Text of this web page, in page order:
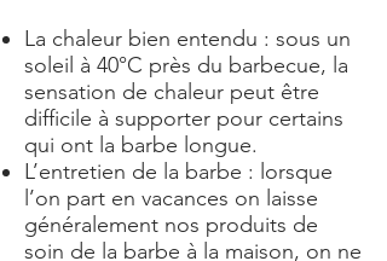
La chaleur bien entendu : sous un
soleil à 40°C près du barbecue, la
sensation de chaleur peut être
difficile à supporter pour certains
qui ont la barbe longue.
L’entretien de la barbe : lorsque
l’on part en vacances on laisse
généralement nos produits de
soin de la barbe à la maison, on ne